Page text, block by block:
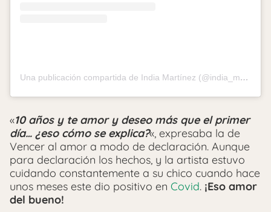
Una publicación compartida de India Martínez (@india_martinez_oficial)
«10 años y te amor y deseo más que el primer
día… ¿eso cómo se explica?«, expresaba la de
Vencer al amor a modo de declaración. Aunque
para declaración los hechos, y la artista estuvo
cuidando constantemente a su chico cuando hace
unos meses este dio positivo en Covid. ¡Eso amor
del bueno!